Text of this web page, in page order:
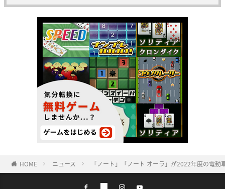
HOME ニュース 「ノート」「ノート オーラ」が2022年度の電